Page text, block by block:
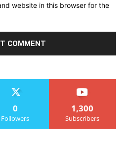
website in this browser for the
0
Followers
1,300
Subscribers